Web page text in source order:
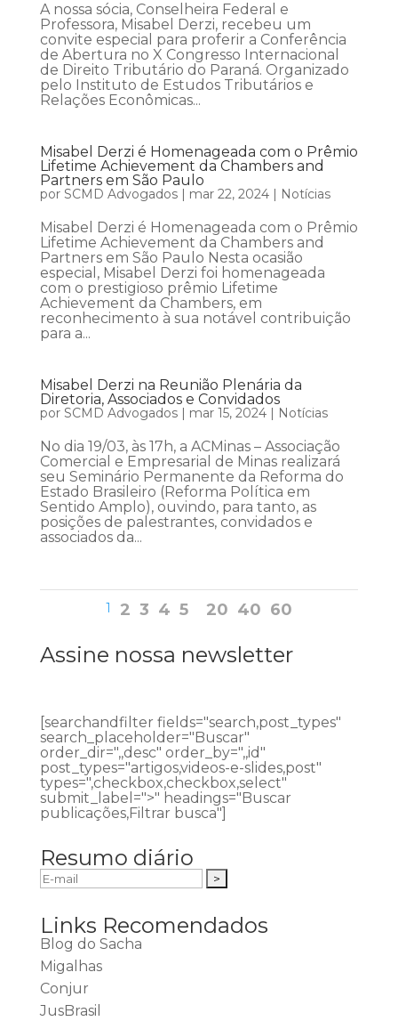
A nossa sócia, Conselheira Federal e
Professora, Misabel Derzi, recebeu um
convite especial para proferir a Conferência
de Abertura no X Congresso Internacional
de Direito Tributário do Paraná. Organizado
pelo Instituto de Estudos Tributários e
Relações Econômicas...
Misabel Derzi é Homenageada com o Prêmio
Lifetime Achievement da Chambers and
Partners em São Paulo
por SCMD Advogados| mar 22, 2024| Notícias
Misabel Derzi é Homenageada com o Prêmio
Lifetime Achievement da Chambers and
Partners em São Paulo Nesta ocasião
especial, Misabel Derzi foi homenageada
com o prestigioso prêmio Lifetime
Achievement da Chambers, em
reconhecimento à sua notável contribuição
para a...
Misabel Derzi na Reunião Plenária da
Diretoria, Associados e Convidados
por SCMD Advogados| mar 15, 2024| Notícias
No dia 19/03, às 17h, a ACMinas – Associação
Comercial e Empresarial de Minas realizará
seu Seminário Permanente da Reforma do
Estado Brasileiro (Reforma Política em
Sentido Amplo), ouvindo, para tanto, as
posições de palestrantes, convidados e
associados da...
1 2 3 4 5 20 40 60
Assine nossa newsletter
[searchandfilter fields="search,post_types"
search_placeholder="Buscar"
order_dir=",,desc" order_by=",,id"
post_types="artigos,videos-e-slides,post"
types=",checkbox,checkbox,select"
submit_label=">" headings="Buscar
publicações,Filtrar busca"]
Resumo diário
Links Recomendados
Blog do Sacha
Migalhas
Conjur
JusBrasil